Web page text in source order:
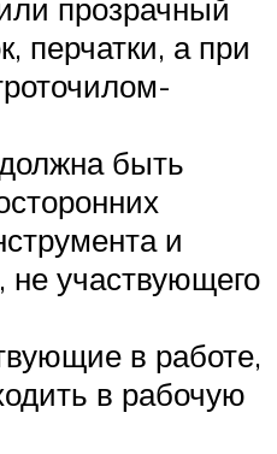
прозрачный
перчатки, а при
быть
и
не участвующего
в работе,
в рабочую